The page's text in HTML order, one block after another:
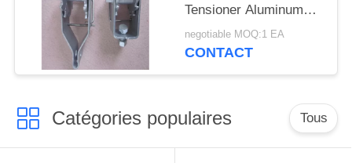
Tensioner Aluminum
Rachet roulent le trou
5mm de HDG
negotiable MOQ:1 EA
CONTACT
Catégories populaires Tous